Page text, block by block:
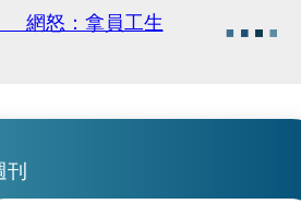
網怒：拿員工生
刊